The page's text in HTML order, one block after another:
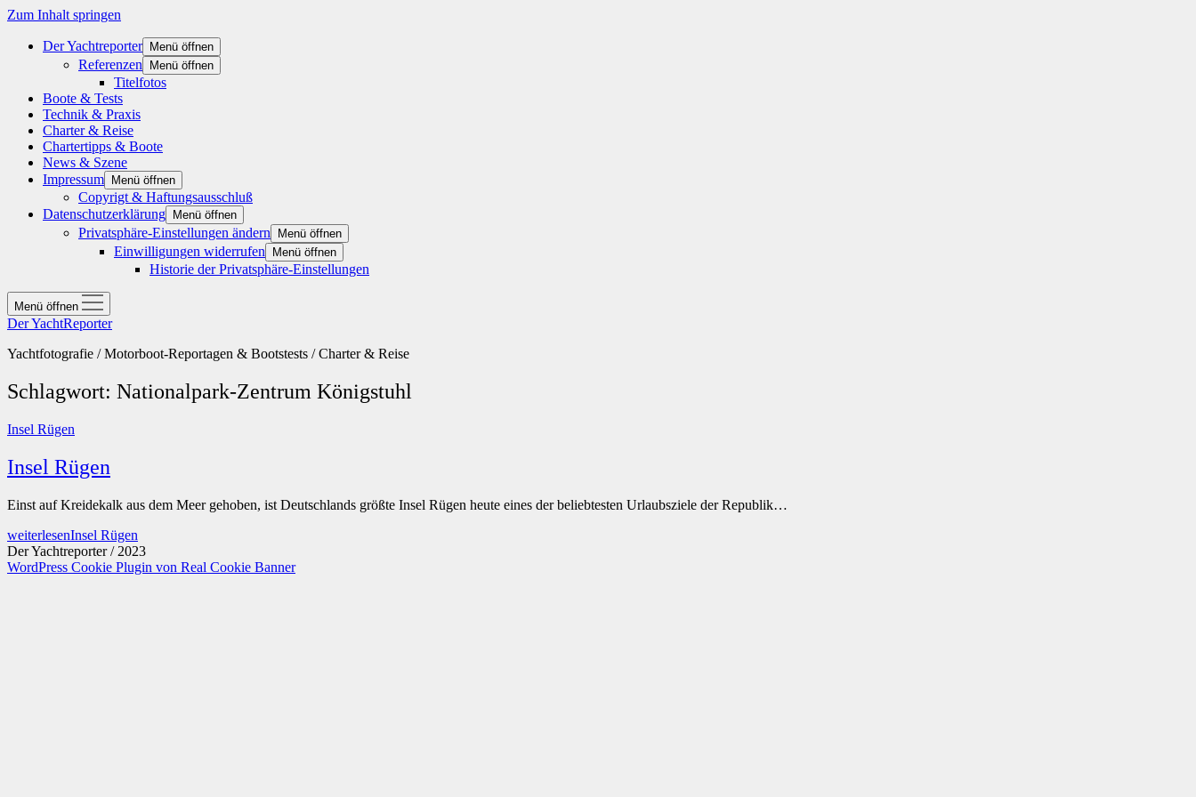
Zum Inhalt springen
Der Yachtreporter Menü öffnen
Referenzen Menü öffnen
Titelfotos
Boote & Tests
Technik & Praxis
Charter & Reise
Chartertipps & Boote
News & Szene
Impressum
Menü öffnen
Copyrigt & Haftungsausschluß
Datenschutzerklärung
Menü öffnen
Privatsphäre-Einstellungen ändern Menü öffnen
Einwilligungen widerrufen Menü öffnen
Historie der Privatsphäre-Einstellungen
Menü öffnen
Der YachtReporter
Yachtfotografie / Motorboot-Reportagen & Bootstests / Charter & Reise
Schlagwort: Nationalpark-Zentrum Königstuhl
Insel Rügen
Insel Rügen
Einst auf Kreidekalk aus dem Meer gehoben, ist Deutschlands größte Insel Rügen heute eines der beliebtesten Urlaubsziele der Republik…
weiterlesenInsel Rügen
Der Yachtreporter / 2023
WordPress Cookie Plugin von Real Cookie Banner